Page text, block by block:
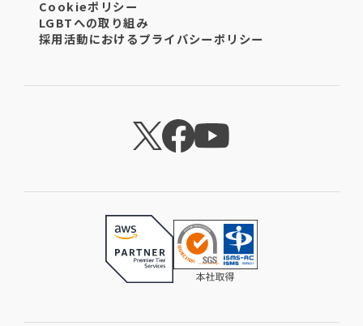
Cookieポリシー
LGBTへの取り組み
採用活動におけるプライバシーポリシー